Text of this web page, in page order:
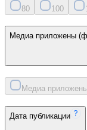
80 100
Медиа приложены
Медиа
Дата публикации